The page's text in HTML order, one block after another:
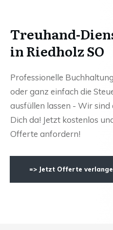
Treuhand-
in Riedholz SO
Professionelle
oder ganz einfach die
ausfüllen lassen - Wir
Dich da! Jetzt kostenlos
Offerte anfordern!
=> Jetzt Offerte